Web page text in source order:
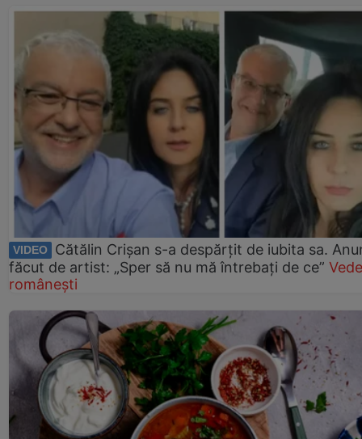
VIDEO
Cătălin Crișan s-a despărțit de iubita sa.
făcut de artist: „Sper să nu mă întrebați de ce”
românești